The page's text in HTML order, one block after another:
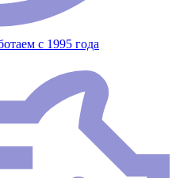
с 1995 года